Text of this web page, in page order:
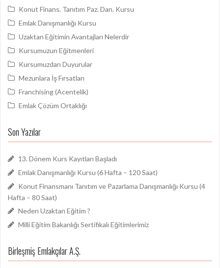
Konut Finans. Tanıtım Paz. Dan. Kursu
Emlak Danışmanlığı Kursu
Uzaktan Eğitimin Avantajları Nelerdir
Kursumuzun Eğitmenleri
Kursumuzdan Duyurular
Mezunlara İş Fırsatları
Franchising (Acentelik)
Emlak Çözüm Ortaklığı
Son Yazılar
13. Dönem Kurs Kayıtları Başladı
Emlak Danışmanlığı Kursu (6 Hafta – 120 Saat)
Konut Finansmanı Tanıtım ve Pazarlama Danışmanlığı Kursu (4
Hafta – 80 Saat)
Neden Uzaktan Eğitim ?
Milli Eğitim Bakanlığı Sertifikalı Eğitimlerimiz
Birleşmiş Emlakçılar A.Ş.